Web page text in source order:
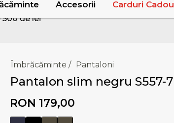
Accesorii Carduri Cadou
de lei
Îmbrăcăminte / Pantaloni
Pantalon slim negru S557-7
RON 179,00